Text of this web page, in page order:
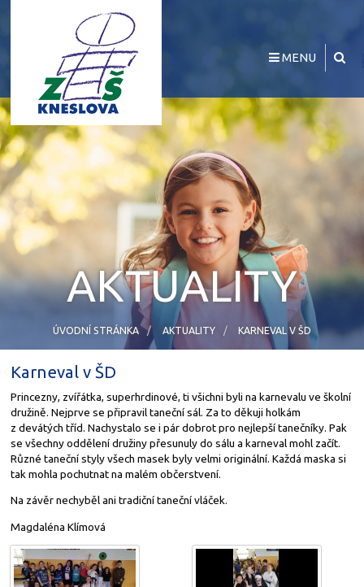
MENU
AKTUALITY
ÚVODNÍ STRÁNKA AKTUALITY KARNEVAL V ŠD
Karneval v ŠD
Princezny, zvířátka, superhrdinové, ti všichni byli na karnevalu ve školní
družině. Nejprve se připravil taneční sál. Za to děkuji holkám
z devátých tříd. Nachystalo se i pár dobrot pro nejlepší tanečníky. Pak
se všechny oddělení družiny přesunuly do sálu a karneval mohl začít.
Různé taneční styly všech masek byly velmi originální. Každá maska si
tak mohla pochutnat na malém občerstvení.
Na závěr nechyběl ani tradiční taneční vláček.
Magdaléna Klímová